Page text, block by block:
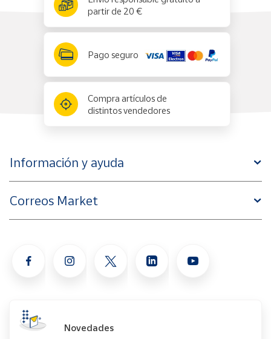
partir de 20 €
Pago seguro
Compra artículos de
distintos vendedores
Información y ayuda
Correos Market
Novedades